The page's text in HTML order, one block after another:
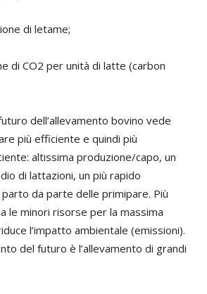
di letame;
di CO2 per unità di latte (carbon
dell’allevamento bovino vede
più efficiente e quindi più
altissima produzione/capo, un
di lattazioni, un più rapido
da parte delle primipare. Più
le minori risorse per la massima
l’impatto ambientale (emissioni).
del futuro è l’allevamento di grandi